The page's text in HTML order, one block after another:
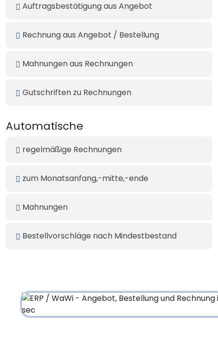
Auftragsbestätigung aus Angebot
Rechnung aus Angebot / Bestellung
Mahnungen aus Rechnungen
Gutschriften zu Rechnungen
Automatische
regelmäßige Rechnungen
zum Monatsanfang,-mitte,-ende
Mahnungen
Bestellvorschläge nach Mindestbestand